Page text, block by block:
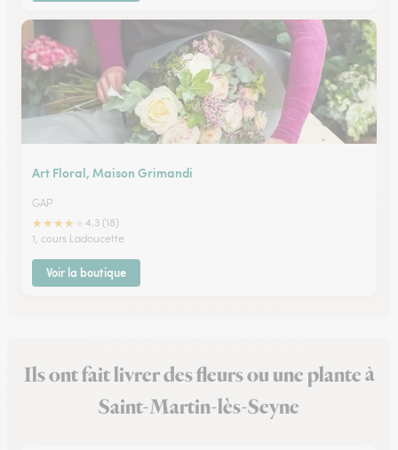
Art Floral, Maison Grimandi
GAP
★★★★
4.3 (18)
1, cours Ladoucette
Voir la boutique
Ils ont fait livrer des fleurs ou une plante à
Saint-Martin-lès-Seyne